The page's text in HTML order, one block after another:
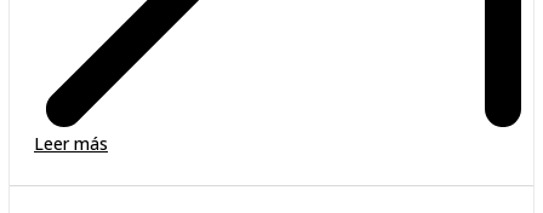
Leer más